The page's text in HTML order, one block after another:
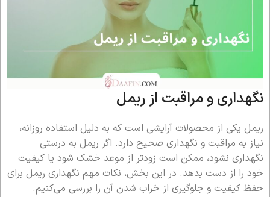
نگهداری و مراقبت از ریمل
ریمل یکی از محصولات آرایشی است که به دلیل استفاده روزانه،
نیاز به مراقبت و نگهداری صحیح دارد. اگر ریمل به درستی
نگهداری نشود، ممکن است زودتر از موعد خشک شود یا کیفیت
خود را از دست بدهد. در این بخش، نکات مهم نگهداری ریمل برای
حفظ کیفیت و جلوگیری از خراب شدن آن را بررسی می‌کنیم.